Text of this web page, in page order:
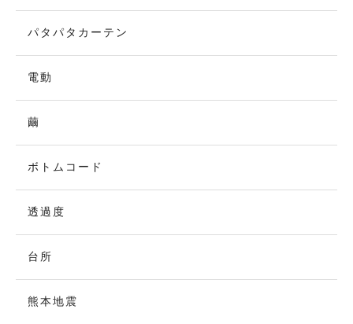
パタパタカーテン
電動
繭
ボトムコード
透過度
台所
熊本地震